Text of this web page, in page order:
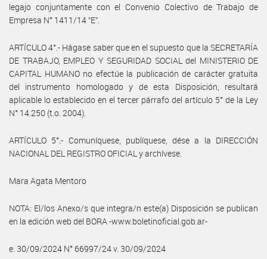
legajo conjuntamente con el Convenio Colectivo de Trabajo de
Empresa N° 1411/14 “E”.
ARTÍCULO 4°.- Hágase saber que en el supuesto que la SECRETARÍA
DE TRABAJO, EMPLEO Y SEGURIDAD SOCIAL del MINISTERIO DE
CAPITAL HUMANO no efectúe la publicación de carácter gratuita
del instrumento homologado y de esta Disposición, resultará
aplicable lo establecido en el tercer párrafo del artículo 5° de la Ley
N° 14.250 (t.o. 2004).
ARTÍCULO 5°.- Comuníquese, publíquese, dése a la DIRECCIÓN
NACIONAL DEL REGISTRO OFICIAL y archívese.
Mara Agata Mentoro
NOTA: El/los Anexo/s que integra/n este(a) Disposición se publican
en la edición web del BORA -www.boletinoficial.gob.ar-
e. 30/09/2024 N° 66997/24 v. 30/09/2024